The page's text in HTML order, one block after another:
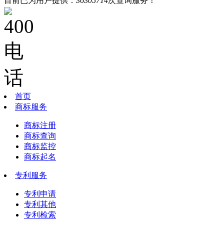
首页
商标服务
商标注册
商标查询
商标监控
商标起名
专利服务
专利申请
专利其他
专利检索